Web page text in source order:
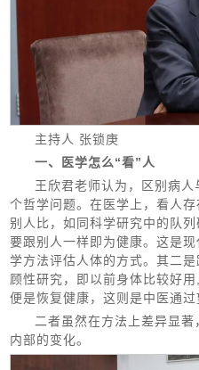
主持人 张锁庚
一、医学怎么“看”人
王欣君老师认为，区别病
个哲学问题。在医学上，看人
别人比，如同科学研究中的队
要跟别人一样即为健康。这是
学方法评估人体的方式。其二
顾性研究，即以前身体比较好
便是恢复健康，这则是中医通过
二者虽然在方法上差异显
内部的变化。